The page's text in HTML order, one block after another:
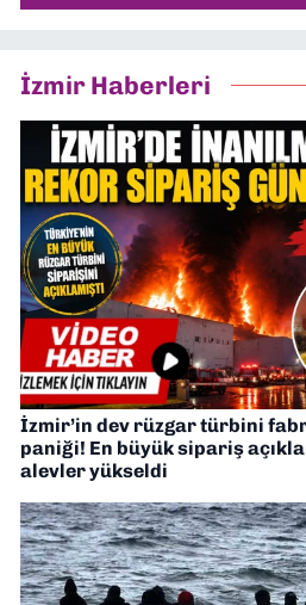
İzmir Haberleri
İzmir’in dev rüzgar türbini
paniği! En büyük sipariş
alevler yükseldi